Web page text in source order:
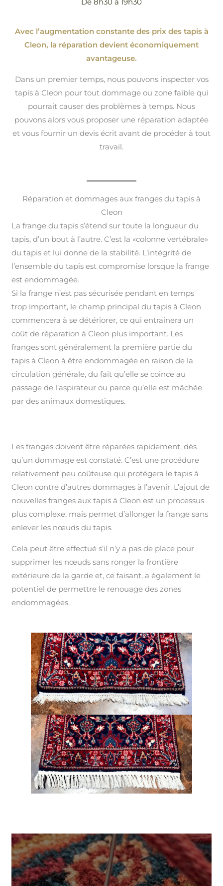
Avec l’augmentation constante des prix des tapis à
Cleon, la réparation devient économiquement
avantageuse.
Dans un premier temps, nous pouvons inspecter vos
tapis à Cleon pour tout dommage ou zone faible qui
pourrait causer des problèmes à temps. Nous
pouvons alors vous proposer une réparation adaptée
et vous fournir un devis écrit avant de procéder à tout
travail.
Réparation et dommages aux franges du tapis à
Cleon
La frange du tapis s’étend sur toute la longueur du
tapis, d’un bout à l’autre. C’est la «colonne vertébrale»
du tapis et lui donne de la stabilité. L’intégrité de
l’ensemble du tapis est compromise lorsque la frange
est endommagée.
Si la frange n’est pas sécurisée pendant en temps
trop important, le champ principal du tapis à Cleon
commencera à se détériorer, ce qui entrainera un
coût de réparation à Cleon plus important. Les
franges sont généralement la première partie du
tapis à Cleon à être endommagée en raison de la
circulation générale, du fait qu’elle se coince au
passage de l’aspirateur ou parce qu’elle est mâchée
par des animaux domestiques.
Les franges doivent être réparées rapidement, dès
qu’un dommage est constaté. C’est une procédure
relativement peu coûteuse qui protégera le tapis à
Cleon contre d’autres dommages à l’avenir. L’ajout de
nouvelles franges aux tapis à Cleon est un processus
plus complexe, mais permet d’allonger la frange sans
enlever les nœuds du tapis.
Cela peut être effectué s’il n’y a pas de place pour
supprimer les nœuds sans ronger la frontière
extérieure de la garde et, ce faisant, a également le
potentiel de permettre le renouage des zones
endommagées.